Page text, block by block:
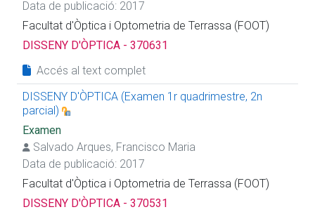
Data de publicació: 2017
Facultat d'Òptica i Optometria de Terrassa (FOOT)
DISSENY D'ÒPTICA - 370631
Accés al text complet
DISSENY D'ÒPTICA (Examen 1r quadrimestre, 2n
parcial)
Examen
Salvado Arques, Francisco Maria
Data de publicació: 2017
Facultat d'Òptica i Optometria de Terrassa (FOOT)
DISSENY D'ÒPTICA - 370531